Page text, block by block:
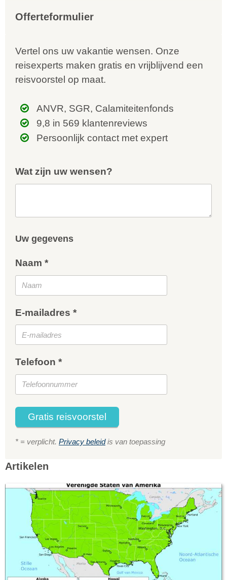
Offerteformulier
Vertel ons uw vakantie wensen. Onze
reisexperts maken gratis en vrijblijvend een
reisvoorstel op maat.
ANVR, SGR, Calamiteitenfonds
9,8 in 569 klantenreviews
Persoonlijk contact met expert
Wat zijn uw wensen?
Uw gegevens
Naam *
E-mailadres *
Telefoon *
Gratis reisvoorstel
* = verplicht. Privacy beleidis van toepassing
Artikelen